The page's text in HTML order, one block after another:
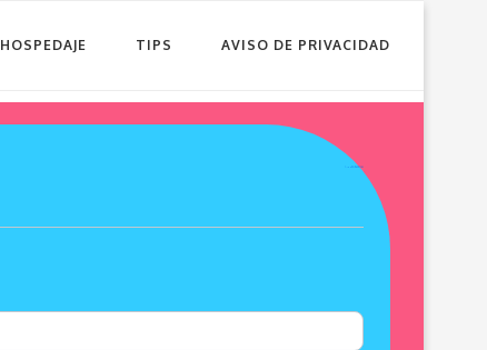
HOSPEDAJE TIPS AVISO DE PRIVACIDAD